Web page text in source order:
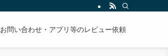
お問い合わせ・アプリ等のレビュー依頼